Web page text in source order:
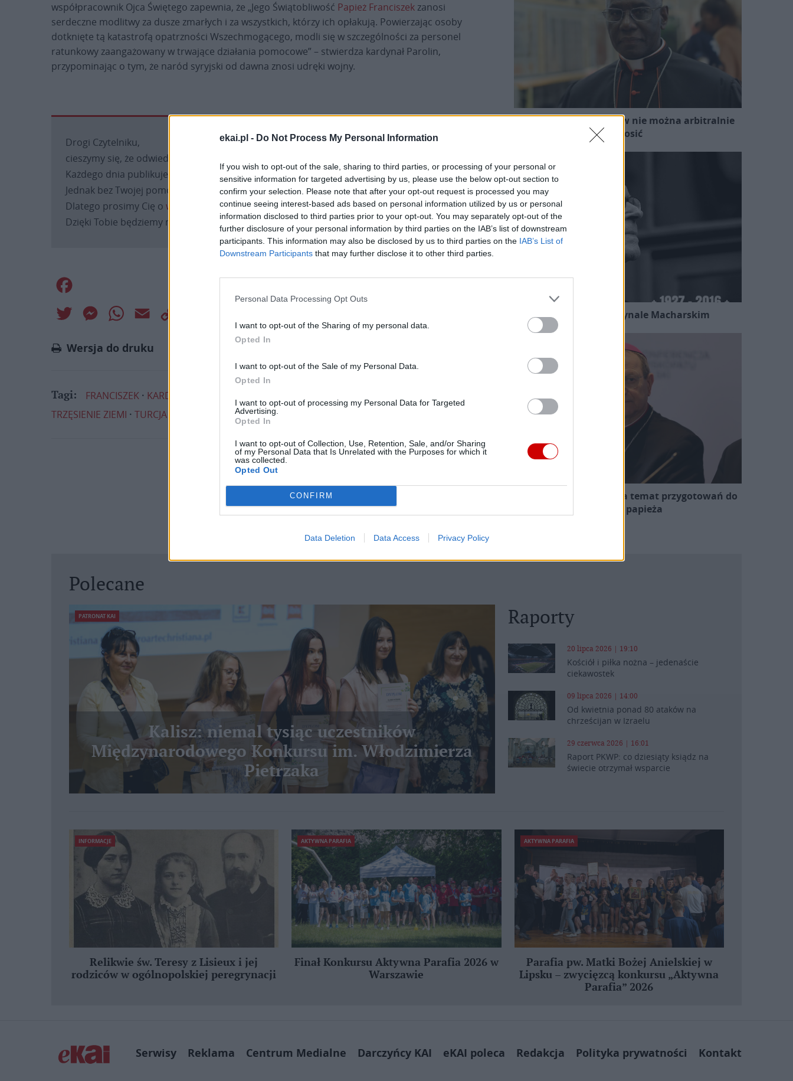
ekai.pl - Do Not Process My Personal Information
If you wish to opt-out of the sale, sharing to third parties, or processing of your personal or
sensitive information for targeted advertising by us, please use the below opt-out section to
confirm your selection. Please note that after your opt-out request is processed you may
continue seeing interest-based ads based on personal information utilized by us or personal
information disclosed to third parties prior to your opt-out. You may separately opt-out of the
further disclosure of your personal information by third parties on the IAB’s list of downstream
participants. This information may also be disclosed by us to third parties on the IAB’s List of
Downstream Participants that may further disclose it to other third parties.
Personal Data Processing Opt Outs
I want to opt-out of the Sharing of my personal data.
Opted In
I want to opt-out of the Sale of my Personal Data.
Opted In
I want to opt-out of processing my Personal Data for Targeted
Advertising.
Opted In
I want to opt-out of Collection, Use, Retention, Sale, and/or Sharing
of my Personal Data that Is Unrelated with the Purposes for which it
was collected.
Opted Out
CONFIRM
Data Deletion Data Access Privacy Policy
współpracownik Ojca Świętego zapewnia, że „Jego Świątobliwość Papież Franciszek zanosi
serdeczne modlitwy za dusze zmarłych i za wszystkich, którzy ich opłakują. Powierzając osoby
dotknięte tą katastrofą opatrzności Wszechmogącego, modli się w szczególności za personel
ratunkowy zaangażowany w trwające działania pomocowe” – stwierdza kardynał Parolin,
przypominając o tym, że naród syryjski od dawna znosi udręki wojny.
Drogi Czytelniku,
cieszymy się, że odwiedzasz nasz portal. Jesteśmy tu dla Ciebie!
Każdego dnia publikujemy najważniejsze informacje z życia Kościoła w Polsce i na świecie.
Jednak bez Twojej pomocy sprostanie temu zadaniu będzie coraz trudniejsze.
Dlatego prosimy Cię o wsparcie portalu eKAI.pl za pośrednictwem serwisu Patronite.
Dzięki Tobie będziemy mogli realizować naszą misję. Więcej informacji znajdziesztutaj.
Twitter MessengerWhatsApp
Email
Wersja do druku
Tagi: FRANCISZEK KARD. MARIO ZENARI
TRZĘSIENIE ZIEMI
TURCJA
Kard. Sarah: Obrzędów nie można arbitralnie
znosić
Kard. Ryś o kardynale Macharskim
Przewodniczący KEP na temat przygotowań do
wizyty papieża
Polecane
PATRONAT KAI
Kalisz: niemal tysiąc uczestników
Międzynarodowego Konkursu im. Włodzimierza
Pietrzaka
Raporty
20 lipca 2026 | 19:10
Kościół i piłka nożna – jedenaście
ciekawostek
09 lipca 2026 | 14:00
Od kwietnia ponad 80 ataków na
chrześcijan w Izraelu
29 czerwca 2026 | 16:01
Raport PKWP: co dziesiąty ksiądz na
świecie otrzymał wsparcie
INFORMACJE
Relikwie św. Teresy z Lisieux i jej
rodziców w ogólnopolskiej peregrynacji
AKTYWNA PARAFIA
Finał Konkursu Aktywna Parafia 2026 w
Warszawie
AKTYWNA PARAFIA
Parafia pw. Matki Bożej Anielskiej w
Lipsku – zwycięzcą konkursu „Aktywna
Parafia” 2026
Serwisy Reklama Centrum Medialne Darczyńcy KAI eKAI poleca Redakcja Polityka prywatności Kontakt